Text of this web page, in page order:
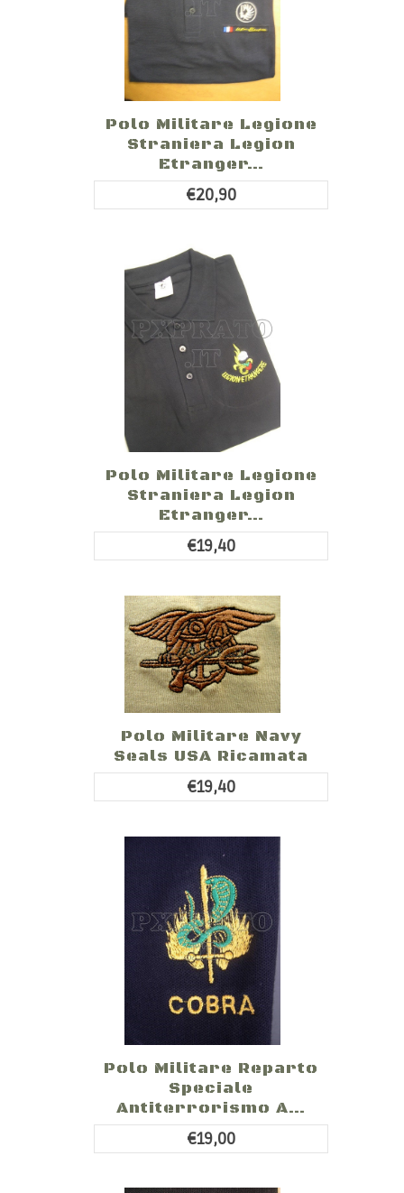
Polo Militare Legione
Straniera Legion
Etranger...
€20,90
Polo Militare Legione
Straniera Legion
Etranger...
€19,40
Polo Militare Navy
Seals USA Ricamata
€19,40
Polo Militare Reparto
Speciale
Antiterrorismo A...
€19,00